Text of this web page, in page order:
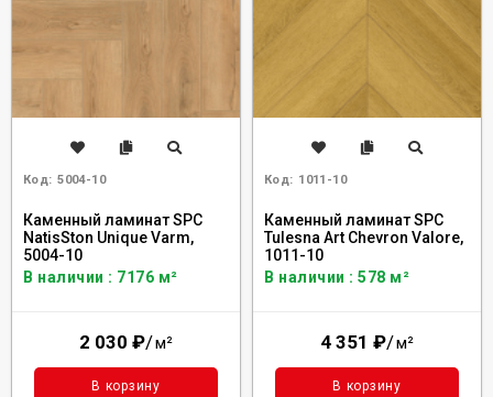
Код: 5004-10
Каменный ламинат SPC
NatisSton Unique Varm,
5004-10
В наличии : 7176 м²
2 030 ₽/м²
В корзину
Код: 1011-10
Каменный ламинат SPC
Tulesna Art Chevron Valore,
1011-10
В наличии : 578 м²
4 351 ₽/м²
В корзину